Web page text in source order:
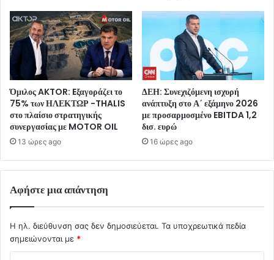
Όμιλος AKTOR: Eξαγοράζει το
75% των ΗΛΕΚΤΩΡ -THALIS
στο πλαίσιο στρατηγικής
συνεργασίας με MOTOR OIL
13 ώρες ago
ΔΕΗ: Συνεχιζόμενη ισχυρή
ανάπτυξη στο Α΄ εξάμηνο 2026
με προσαρμοσμένο EBITDA 1,2
δισ. ευρώ
16 ώρες ago
Αφήστε μια απάντηση
Η ηλ. διεύθυνση σας δεν δημοσιεύεται. Τα υποχρεωτικά πεδία
σημειώνονται με *